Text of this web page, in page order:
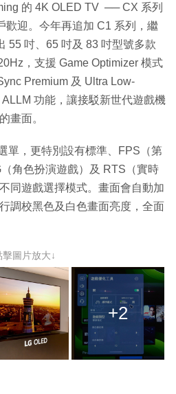
的 4K OLED TV ── CX 系列
歡迎。今年再追加 C1 系列，繼
55 吋、65 吋及 83 吋型號多款
，支援 Game Optimizer 模式
Premium 及 Ultra Low-
功能，讓接駁新世代遊戲機
畫面。
單，更特別設有標準、FPS（第
角色扮演遊戲）及 RTS（實時
同遊戲選擇模式。畫面會自動加
調校黑色及白色畫面亮度，全面
擊圖片放大↓
+2